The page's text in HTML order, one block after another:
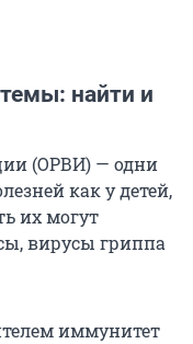
найти и
(ОРВИ) — одни
как у детей,
их могут
вирусы гриппа
иммунитет